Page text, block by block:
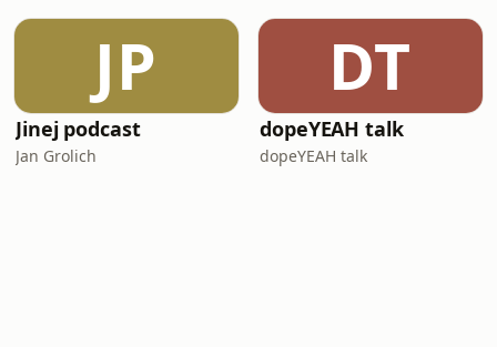
JP
Jinej podcast
Jan Grolich
DT
dopeYEAH talk
dopeYEAH talk